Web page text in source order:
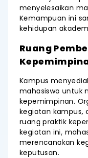
menyelesaikan
Kemampuan ini
kehidupan
Ruang
Kampus
mahasiswa untuk
kepemimpinan.
kegiatan kampus,
ruang praktik
kegiatan ini,
merencanakan
keputusan.